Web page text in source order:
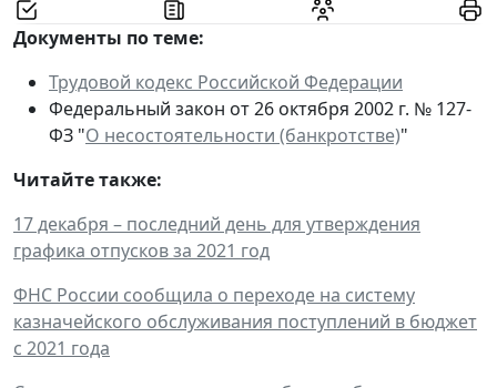
Документы по теме:
Трудовой кодекс Российской Федерации
Федеральный закон от 26 октября 2002 г. № 127-
ФЗ "О несостоятельности (банкротстве)"
Читайте также:
17 декабря – последний день для утверждения
графика отпусков за 2021 год
ФНС России сообщила о переходе на систему
казначейского обслуживания поступлений в бюджет
с 2021 года